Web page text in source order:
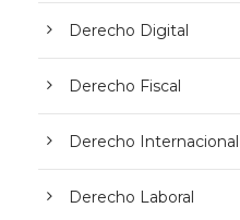
Derecho Digital
Derecho Fiscal
Derecho Internacional
Derecho Laboral